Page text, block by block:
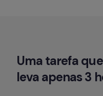
Uma tarefa
leva apenas 3